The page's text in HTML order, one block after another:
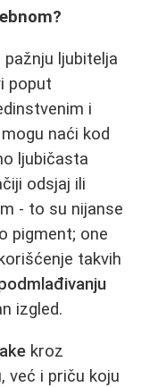
ljubitelja
poput
i
naći kod
ljubičasta
odsjaj ili
- to su nijanse
pigment; one
takvih
izgled.
kroz
već i priču koju